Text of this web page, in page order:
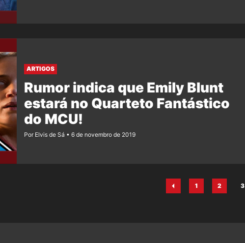
ARTIGOS
Rumor indica que Emily Blunt
estará no Quarteto Fantástico
do MCU!
Por Elvis de Sá 6 de novembro de 2019
Página
1
Página
2
3